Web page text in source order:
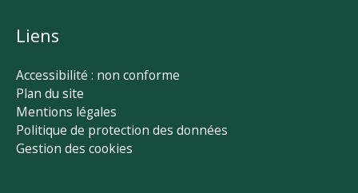
Liens
Accessibilité : non conforme
Plan du site
Mentions légales
Politique de protection des données
Gestion des cookies